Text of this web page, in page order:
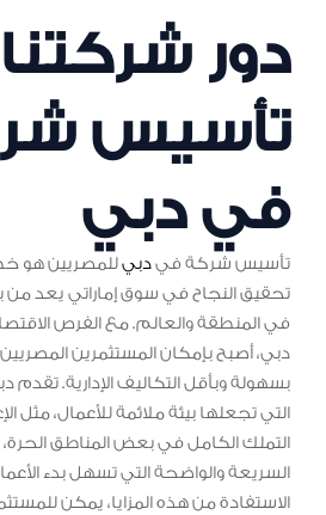
دور
تأسيس
في دبي
تأسيس شركة فيدبيللمصريين هو
تحقيق النجاح في سوق إماراتي يعد من
في المنطقة والعالم. مع الفرص
دبي، أصبح بإمكان المستثمرين
بسهولة وبأقل التكاليف الإدارية. تقدم
التي تجعلها بيئة ملائمة للأعمال، مثل
التملك الكامل في بعض المناطق الحرة،
السريعة والواضحة التي تسهل بدء
الاستفادة من هذه المزايا، يمكن